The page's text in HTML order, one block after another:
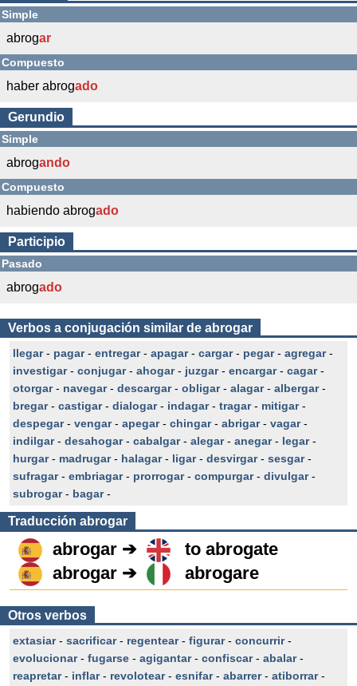
Simple
abrogar
Compuesto
haber abrogado
Gerundio
Simple
abrogando
Compuesto
habiendo abrogado
Participio
Pasado
abrogado
Verbos a conjugación similar de abrogar
llegar- pagar- entregar- apagar- cargar- pegar- agregar-
investigar- conjugar- ahogar- juzgar- encargar- cagar-
otorgar- navegar- descargar- obligar- alagar- albergar-
bregar- castigar- dialogar- indagar- tragar- mitigar-
despegar- vengar- apegar- chingar- abrigar- vagar-
indilgar- desahogar- cabalgar- alegar- anegar- legar-
hurgar- madrugar- halagar- ligar- desvirgar- sesgar-
sufragar- embriagar- prorrogar- compurgar- divulgar-
subrogar- bagar-
Traducción abrogar
abrogar ➔
to abrogate
abrogar ➔
abrogare
Otros verbos
extasiar- sacrificar- regentear- figurar- concurrir-
evolucionar- fugarse - agigantar- confiscar- abalar-
reapretar- inflar- revolotear- esnifar- abarrer- atiborrar-